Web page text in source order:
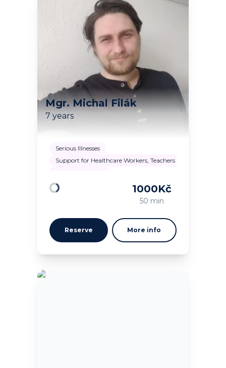
Mgr. Michal Filák
7 years
Serious Illnesses
Support for Healthcare Workers, Teachers and Critical
1000Kč
50 min
Reserve More info